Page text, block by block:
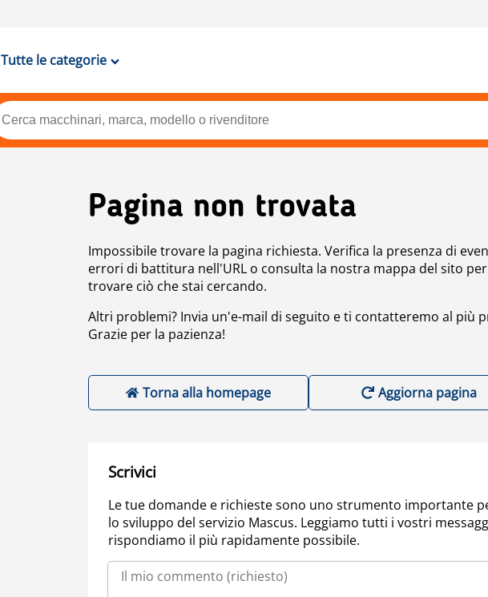
Tutte le categorie
Pagina non trovata
Impossibile trovare la pagina richiesta. Verifica la presenza di
errori di battitura nell'URL o consulta la nostra mappa del sito per
trovare ciò che stai cercando.
Altri problemi? Invia un'e-mail di seguito e ti contatteremo al più
Grazie per la pazienza!
Torna alla homepage Aggiorna pagina
Scrivici
Le tue domande e richieste sono uno strumento importante
lo sviluppo del servizio Mascus. Leggiamo tutti i vostri
rispondiamo il più rapidamente possibile.